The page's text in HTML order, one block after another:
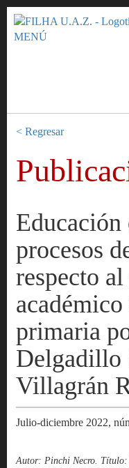
MENÚ
< Regresar
procesos
respecto
primaria
Delgadillo
Villagrán
Julio-diciembre 2022,
Autor: Pinchi Necro. Título: